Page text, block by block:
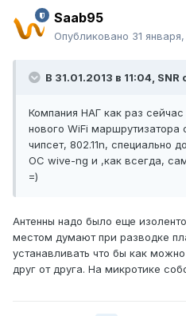
Saab95
Опубликовано 31
В 31.01.2013 в 11:04, SNR
Компания НАГ как раз
нового WiFi маршрутизатора
чипсет, 802.11n, специально
ОС wive-ng и ,как всегда,
=)
Антенны надо было еще
местом думают при разводке
устанавливать что бы как
друг от друга. На микротике